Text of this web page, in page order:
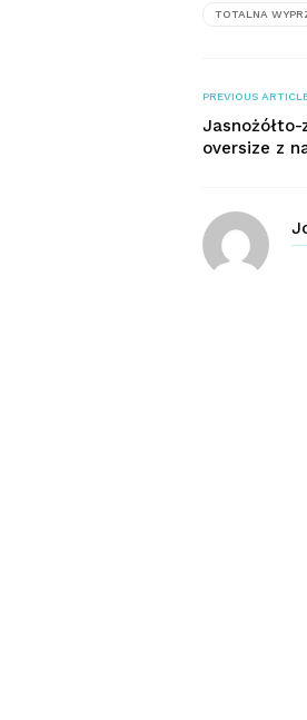
TOTALNA
PREVIOUS
oversize z